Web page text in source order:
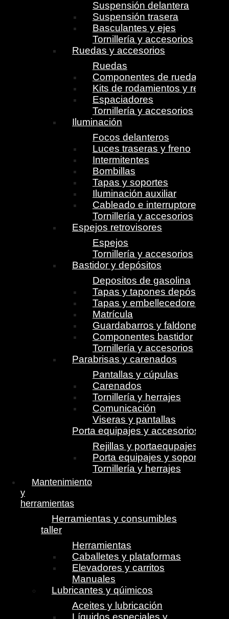
Suspensión delantera
Suspensión trasera
Basculantes y ejes
Tornillería y accesorios
Ruedas y accesorios
Ruedas
Componentes de ruedas
Kits de rodamientos y retenes
Espaciadores
Tornillería y accesorios
Iluminación
Focos delanteros
Luces traseras y freno
Intermitentes
Bombillas
Tapas y soportes
Iluminación auxiliar
Cableado e interruptores
Tornillería y accesorios
Espejos retrovisores
Espejos
Tornillería y accesorios
Bastidor y depósitos
Depositos de gasolina
Tapas y tapones depósito
Tapas y embellecedores
Matrícula
Guardabarros y faldones
Componentes bastidor
Tornillería y accesorios
Parabrisas y carenados
Pantallas y cúpulas
Carenados
Tornillería y herrajes
Comunicación
Viseras y pantallas
Porta equipajes y accesorios
Rejillas y portaequpajes
Porta equipajes y soportes
Tornillería y herrajes
Mantenimiento
y
herramientas
Herramientas y consumibles
taller
Herramientas
Caballetes y plataformas
Elevadores y carritos
Manuales
Lubricantes y qúimicos
Aceites y lubricación
Líquidos especiales y